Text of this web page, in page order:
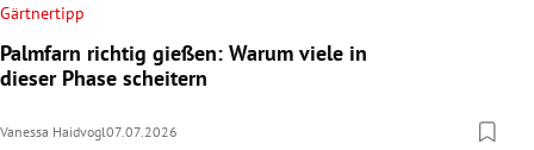
Gärtnertipp
Palmfarn richtig gießen: Warum viele in
dieser Phase scheitern
Vanessa Haidvogl07.07.2026